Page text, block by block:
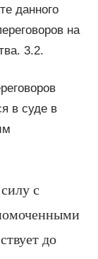
данного
на
3.2.
в суде в
с
до